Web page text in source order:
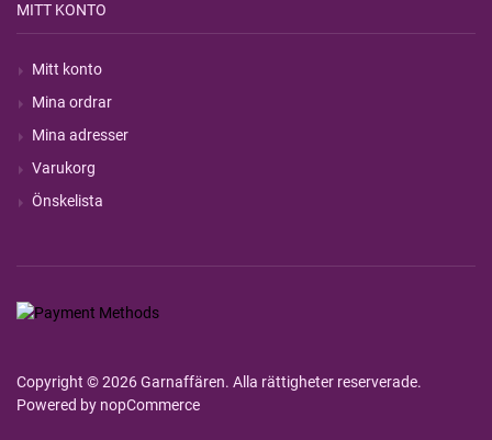
MITT KONTO
Mitt konto
Mina ordrar
Mina adresser
Varukorg
Önskelista
Copyright © 2026 Garnaffären. Alla rättigheter reserverade.
Powered by nopCommerce